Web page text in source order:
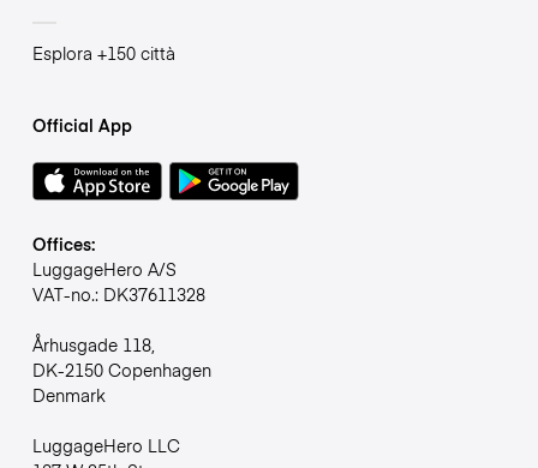
Esplora +150 città
Official App
Offices:
LuggageHero A/S
VAT-no.: DK37611328
Århusgade 118,
DK-2150 Copenhagen
Denmark
LuggageHero LLC